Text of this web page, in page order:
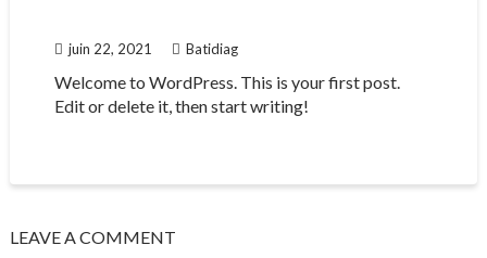
juin 22, 2021 Batidiag
Welcome to WordPress. This is your first post.
Edit or delete it, then start writing!
LEAVE A COMMENT